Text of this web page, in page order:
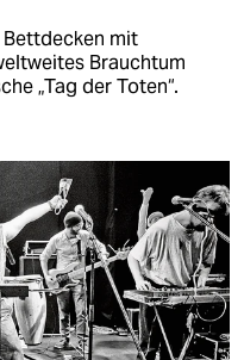
Bettdecken mit
Brauchtum
„Tag der Toten“.